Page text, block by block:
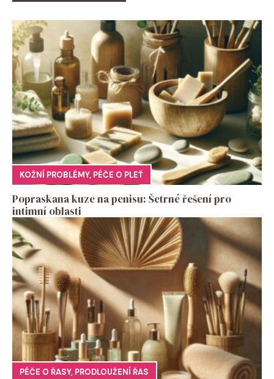
KOŽNÍ PROBLÉMY, PÉČE O PLEŤ
Popraskana kuze na penisu: Šetrné řešení pro
intimní oblasti
PÉČE O ŘASY, PRODLOUŽENÍ ŘAS